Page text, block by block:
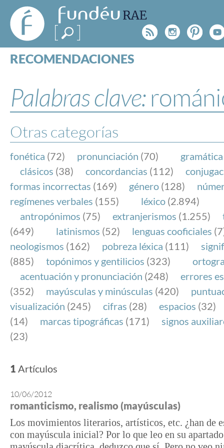
FundéuRAE
- Fundación
del Español
Urgente
Rss
RECOMENDACIONES
ESPECIALES
BLOG
NOTICIAS
SOBRE LA FUNDÉURAE
FundéuRAE es una fundación patrocinada por la
y la Real Academia Española, cuyo objetivo es
el buen uso del español en los medios de
Internet.
Palabras clave:
Otras categorías
fonética (72) pronunciación (70) gramática
clásicos (38) concordancias (112)
formas incorrectas (169) género (128)
regímenes verbales (155) léxico (2.894)
antropónimos (75) extranjerismos (1.255)
(649)
latinismos (52) lenguas cooficiales
neologismos (162) pobreza léxica (111)
(885)
topónimos y gentilicios (323)
acentuación y pronunciación (248)
errores
(352)
mayúsculas y minúsculas (420)
visualización (245) cifras (28) espacios (32)
(14)
marcas tipográficas (171)
signos
(23)
1 Artículos
10/06/2012
romanticismo, realismo (mayúsculas)
Los movimientos literarios, artísticos, etc. ¿han de
con mayúscula inicial? Por lo que leo en su